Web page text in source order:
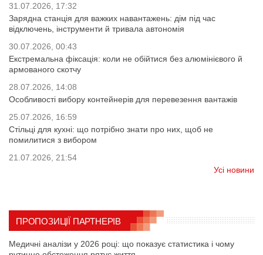
31.07.2026, 17:32
Зарядна станція для важких навантажень: дім під час
відключень, інструменти й тривала автономія
30.07.2026, 00:43
Екстремальна фіксація: коли не обійтися без алюмінієвого й
армованого скотчу
28.07.2026, 14:08
Особливості вибору контейнерів для перевезення вантажів
25.07.2026, 16:59
Стільці для кухні: що потрібно знати про них, щоб не
помилитися з вибором
21.07.2026, 21:54
Усі новини
ПРОПОЗИЦІЇ ПАРТНЕРІВ
Медичні аналізи у 2026 році: що показує статистика і чому